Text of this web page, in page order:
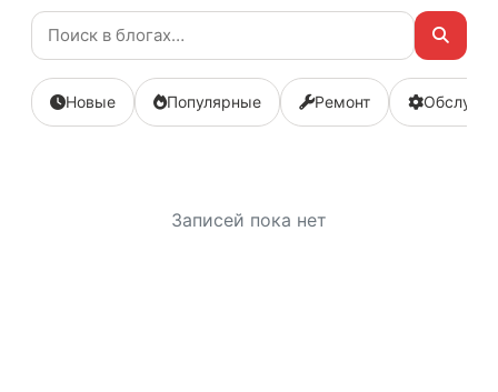
Новые Популярные Ремонт
Записей пока нет